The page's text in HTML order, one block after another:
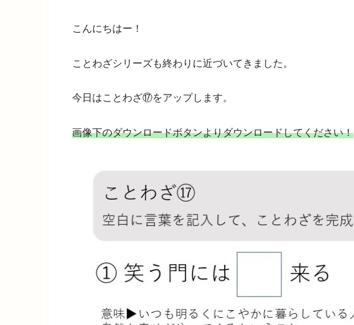
こんにちはー！
ことわざシリーズも終わりに近づいてきました。
今日はことわざ⑰をアップします。
画像下のダウンロードボタンよりダウンロードしてください！